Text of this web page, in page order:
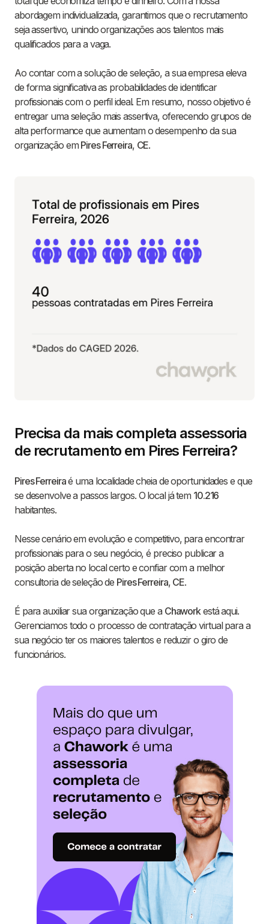
abordagem individualizada, garantimos que o recrutamento
seja assertivo, unindo organizações aos talentos mais
qualificados para a vaga.
Ao contar com a solução de seleção, a sua empresa eleva
de forma significativa as probabilidades de identificar
profissionais com o perfil ideal. Em resumo, nosso objetivo é
entregar uma seleção mais assertiva, oferecendo grupos de
alta performance que aumentam o desempenho da sua
organização em Pires Ferreira, CE.
Precisa da mais completa assessoria
de recrutamento em Pires Ferreira?
Pires Ferreiraé uma localidade cheia de oportunidades e que
se desenvolve a passos largos. O local já tem 10.216
habitantes.
Nesse cenário em evolução e competitivo, para encontrar
profissionais para o seu negócio, é preciso publicar a
posição aberta no local certo e confiar com a melhor
consultoria de seleção de Pires Ferreira, CE.
É para auxiliar sua organização que a Chaworkestá aqui.
Gerenciamos todo o processo de contratação virtual para a
sua negócio ter os maiores talentos e reduzir o giro de
funcionários.